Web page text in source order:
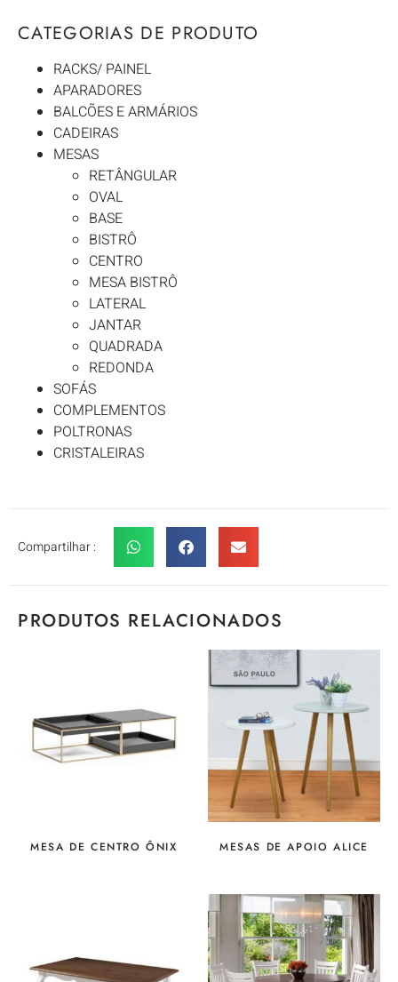
CATEGORIAS DE PRODUTO
RACKS/ PAINEL
APARADORES
BALCÕES E ARMÁRIOS
CADEIRAS
MESAS
RETÂNGULAR
OVAL
BASE
BISTRÔ
CENTRO
MESA BISTRÔ
LATERAL
JANTAR
QUADRADA
REDONDA
SOFÁS
COMPLEMENTOS
POLTRONAS
CRISTALEIRAS
Compartilhar :
PRODUTOS RELACIONADOS
MESA DE CENTRO ÔNIX MESAS DE APOIO ALICE